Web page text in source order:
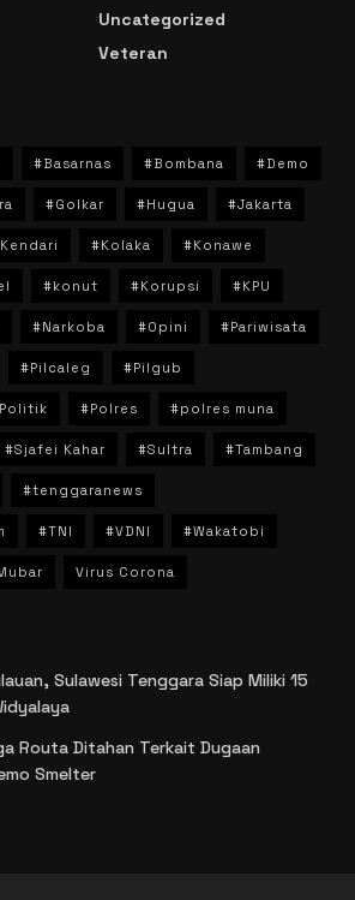
Uncategorized
Veteran
#Basarnas #Bombana #Demo
#Golkar #Hugua #Jakarta
#Kolaka #Konawe
#konut #Korupsi #KPU
#Narkoba #Opini #Pariwisata
#Pilcaleg #Pilgub
#Polres #polres muna
#Sjafei Kahar #Sultra #Tambang
#tenggaranews
#TNI #VDNI #Wakatobi
Virus Corona
Sulawesi Tenggara Siap Miliki 15
Routa Ditahan Terkait Dugaan
Smelter